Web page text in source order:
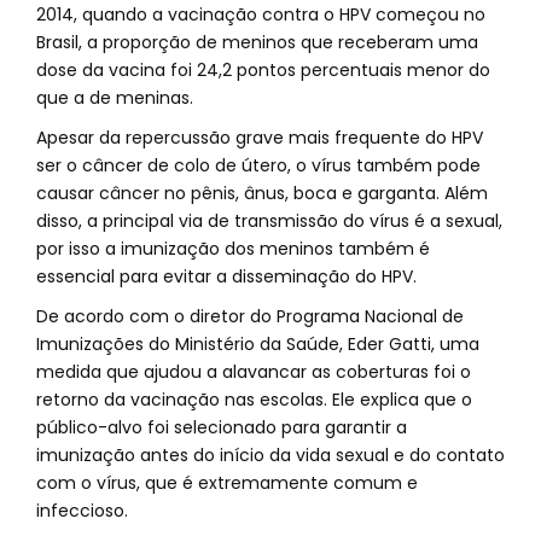
2014, quando a vacinação contra o HPV começou no
Brasil, a proporção de meninos que receberam uma
dose da vacina foi 24,2 pontos percentuais menor do
que a de meninas.
Apesar da repercussão grave mais frequente do HPV
ser o câncer de colo de útero, o vírus também pode
causar câncer no pênis, ânus, boca e garganta. Além
disso, a principal via de transmissão do vírus é a sexual,
por isso a imunização dos meninos também é
essencial para evitar a disseminação do HPV.
De acordo com o diretor do Programa Nacional de
Imunizações do Ministério da Saúde, Eder Gatti, uma
medida que ajudou a alavancar as coberturas foi o
retorno da vacinação nas escolas. Ele explica que o
público-alvo foi selecionado para garantir a
imunização antes do início da vida sexual e do contato
com o vírus, que é extremamente comum e
infeccioso.